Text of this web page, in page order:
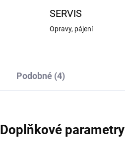
SERVIS
Opravy, pájení
Podobné (4)
Doplňkové parametry